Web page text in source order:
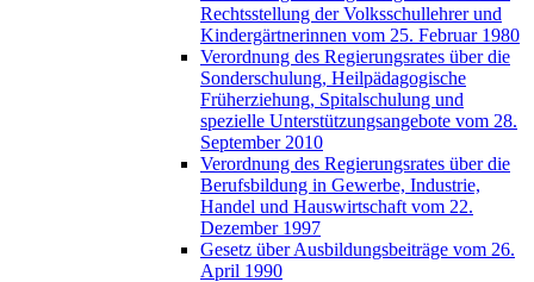
Rechtsstellung der Volksschullehrer und
Kindergärtnerinnen vom 25. Februar 1980
Verordnung des Regierungsrates über die
Sonderschulung, Heilpädagogische
Früherziehung, Spitalschulung und
spezielle Unterstützungsangebote vom 28.
September 2010
Verordnung des Regierungsrates über die
Berufsbildung in Gewerbe, Industrie,
Handel und Hauswirtschaft vom 22.
Dezember 1997
Gesetz über Ausbildungsbeiträge vom 26.
April 1990